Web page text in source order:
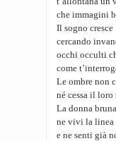
che immagini
Il sogno cresce
cercando
occhi occulti
come
Le ombre non
né cessa il loro
La donna
ne vivi la linea
e ne senti già